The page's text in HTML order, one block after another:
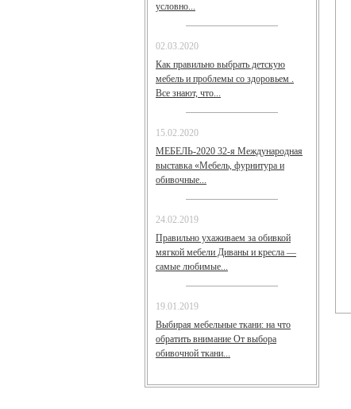
условно...
02.03.2020
Как правильно выбрать детскую
мебель и проблемы со здоровьем .
Все знают, что...
15.02.2020
МЕБЕЛЬ-2020 32-я Международная
выставка «Мебель, фурнитура и
обивочные...
24.02.2019
Правильно ухаживаем за обивкой
мягкой мебели Диваны и кресла —
самые любимые...
19.01.2019
Выбирая мебельные ткани: на что
обратить внимание От выбора
обивочной ткани...